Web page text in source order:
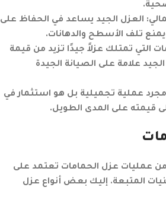
العزل الجيد يساعد في الحفاظ على
تلف الأسطح والدهانات.
التي تمتلك عزلاً جيدًا تزيد من قيمة
علامة على الصيانة الجيدة
عملية تجميلية بل هو استثمار في
قيمته على المدى الطويل.
عمليات عزل الحمامات تعتمد على
المتبعة. إليك بعض أنواع عزل